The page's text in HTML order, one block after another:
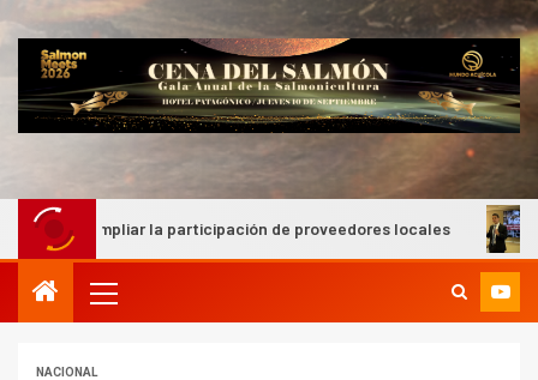
la participación de proveedores locales SONAMI
NACIONAL